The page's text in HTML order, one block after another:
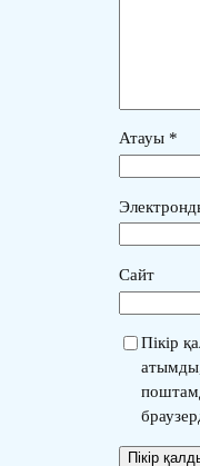
Атауы *
Сайт
Пікір